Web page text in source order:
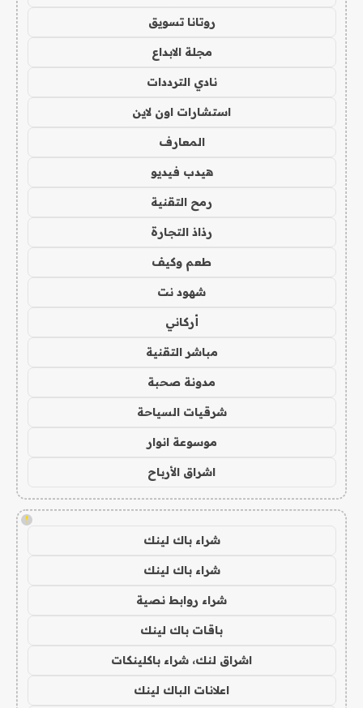
روتانا تسويق
مجلة الابداع
نادي الترددات
استشارات اون لاين
المعارف
هيدب فيديو
رمح التقنية
رذاذ التجارة
طعم وكيف
شهود نت
أركاني
مباشر التقنية
مدونة صحبة
شرقيات السياحة
موسوعة انوار
اشراق الأرباح
!
شراء باك لينك
شراء باك لينك
شراء روابط نصية
باقات باك لينك
اشراق لنك، شراء باكلينكات
اعلانات الباك لينك